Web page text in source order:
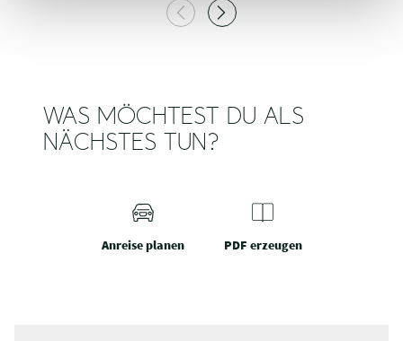
WAS MÖCHTEST DU ALS
NÄCHSTES TUN?
Anreise planen PDF erzeugen